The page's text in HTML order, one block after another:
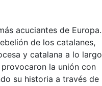
acuciantes de Europa.
de los catalanes,
y catalana a lo largo
la unión con
su historia a través de